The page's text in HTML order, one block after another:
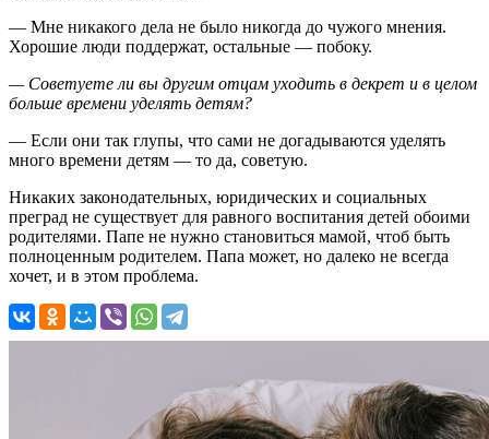
— Мне никакого дела не было никогда до чужого мнения.
Хорошие люди поддержат, остальные — побоку.
— Советуете ли вы другим отцам уходить в декрет и в целом
больше времени уделять детям?
— Если они так глупы, что сами не догадываются уделять
много времени детям — то да, советую.
Никаких законодательных, юридических и социальных
преград не существует для равного воспитания детей обоими
родителями. Папе не нужно становиться мамой, чтоб быть
полноценным родителем. Папа может, но далеко не всегда
хочет, и в этом проблема.